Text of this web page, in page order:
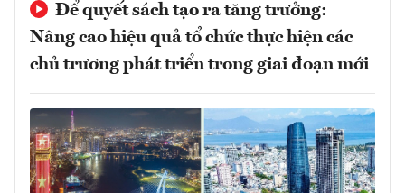
Để quyết sách tạo ra tăng trưởng:
Nâng cao hiệu quả tổ chức thực hiện các
chủ trương phát triển trong giai đoạn mới